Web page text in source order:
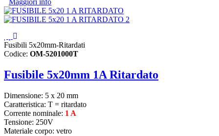
Maggiori info
Fusibili 5x20mm-Ritardati
Codice: OM-5201000T
Fusibile 5x20mm 1A Ritardato
Dimensione: 5 x 20 mm
Caratteristica: T = ritardato
Corrente nominale: 1 A
Tensione: 250V
Materiale corpo: vetro